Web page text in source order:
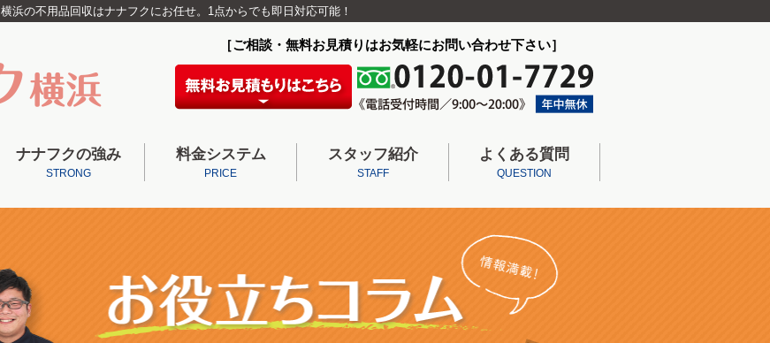
横浜の不用品回収はナナフクにお任せ。1点からでも即日対応可能！
［ご相談・無料お見積りはお気軽にお問い合わせ下さい］
ナナフクの強み
STRONG
料金システム
PRICE
スタッフ紹介
STAFF
よくある質問
QUESTION